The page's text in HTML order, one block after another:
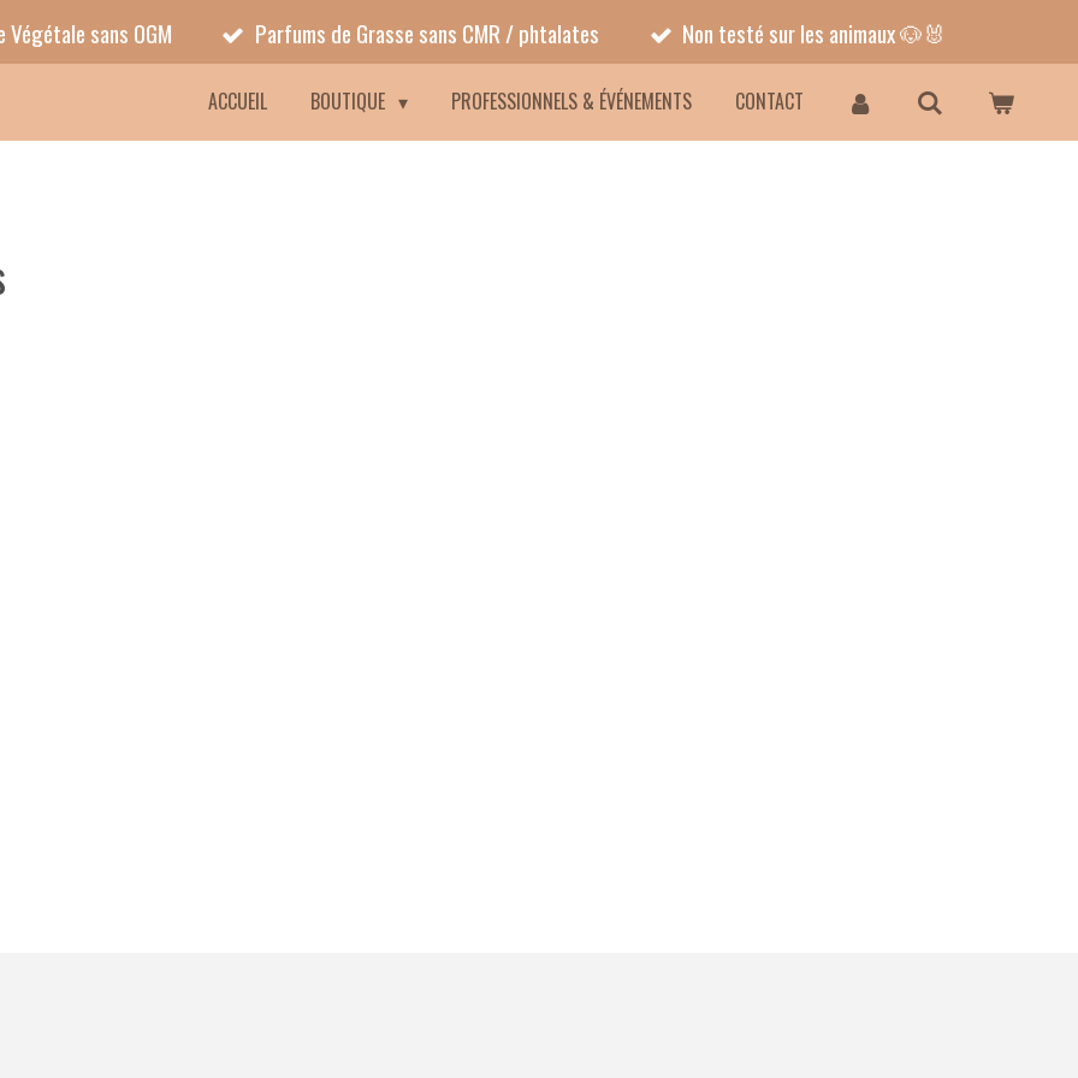
Végétale sans OGM Parfums de Grasse sans CMR / phtalates Non testé sur les animaux 🐶🐰
ACCUEIL BOUTIQUE PROFESSIONNELS & ÉVÉNEMENTS CONTACT